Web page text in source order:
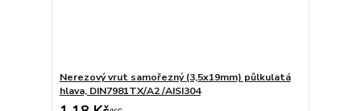
Nerezový vrut samořezný (3,5x19mm) půlkulatá
hlava, DIN7981TX/A2 /AISI304